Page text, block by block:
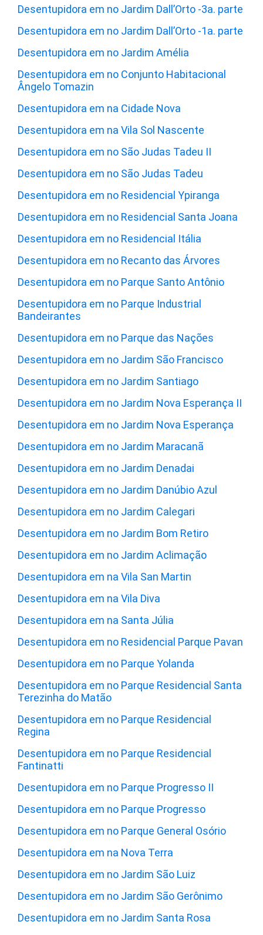
Desentupidora em no Jardim Dall’Orto -3a. parte
Desentupidora em no Jardim Dall’Orto -1a. parte
Desentupidora em no Jardim Amélia
Desentupidora em no Conjunto Habitacional
Ângelo Tomazin
Desentupidora em na Cidade Nova
Desentupidora em na Vila Sol Nascente
Desentupidora em no São Judas Tadeu II
Desentupidora em no São Judas Tadeu
Desentupidora em no Residencial Ypiranga
Desentupidora em no Residencial Santa Joana
Desentupidora em no Residencial Itália
Desentupidora em no Recanto das Árvores
Desentupidora em no Parque Santo Antônio
Desentupidora em no Parque Industrial
Bandeirantes
Desentupidora em no Parque das Nações
Desentupidora em no Jardim São Francisco
Desentupidora em no Jardim Santiago
Desentupidora em no Jardim Nova Esperança II
Desentupidora em no Jardim Nova Esperança
Desentupidora em no Jardim Maracanã
Desentupidora em no Jardim Denadai
Desentupidora em no Jardim Danúbio Azul
Desentupidora em no Jardim Calegari
Desentupidora em no Jardim Bom Retiro
Desentupidora em no Jardim Aclimação
Desentupidora em na Vila San Martin
Desentupidora em na Vila Diva
Desentupidora em na Santa Júlia
Desentupidora em no Residencial Parque Pavan
Desentupidora em no Parque Yolanda
Desentupidora em no Parque Residencial Santa
Terezinha do Matão
Desentupidora em no Parque Residencial
Regina
Desentupidora em no Parque Residencial
Fantinatti
Desentupidora em no Parque Progresso II
Desentupidora em no Parque Progresso
Desentupidora em no Parque General Osório
Desentupidora em na Nova Terra
Desentupidora em no Jardim São Luiz
Desentupidora em no Jardim São Gerônimo
Desentupidora em no Jardim Santa Rosa